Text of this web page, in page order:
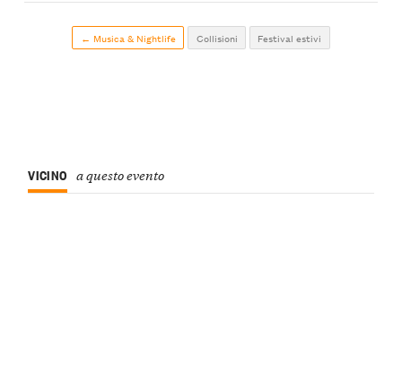
← Musica & Nightlife Collisioni Festival estivi
VICINO a questo evento